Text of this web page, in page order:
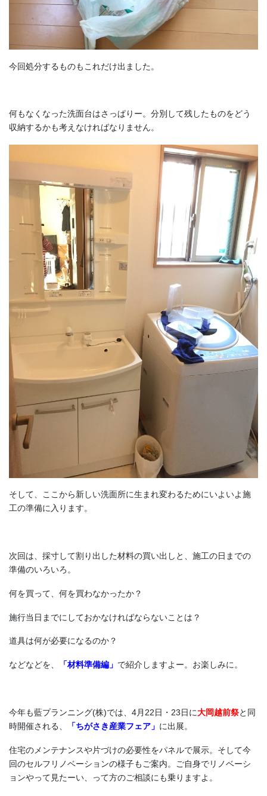
今回処分するものもこれだけ出ました。
何もなくなった洗面台はさっぱりー。分別して残したものをどう
収納するかも考えなければなりません。
そして、ここから新しい洗面所に生まれ変わるためにいよいよ施
工の準備に入ります。
次回は、採寸して割り出した材料の買い出しと、施工の日までの
準備のいろいろ。
何を買って、何を買わなかったか？
施行当日までにしておかなければならないことは？
道具は何が必要になるのか？
などなどを、 「材料準備編」 で紹介しますよー。お楽しみに。
今年も藍プランニング(株)では、4月22日・23日に大岡越前祭と同
時開催される、
「ちがさき産業フェア」 に出展。
住宅のメンテナンスや片づけの必要性をパネルで展示。そして今
回のセルフリノベーションの様子もご案内。ご自身でリノベーシ
ョンやって見たーい、って方のご相談にも乗りますよ。